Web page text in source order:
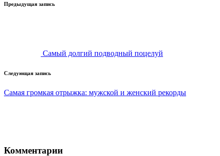
Навигация
Предыдущая запись
Cамый долгий подводный поцелуй
Следующая запись
Самая громкая отрыжка: мужской и женский рекорды
Комментарии